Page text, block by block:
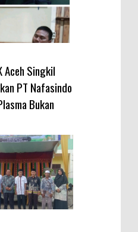
Aceh Singkil
PT Nafasindo
Bukan